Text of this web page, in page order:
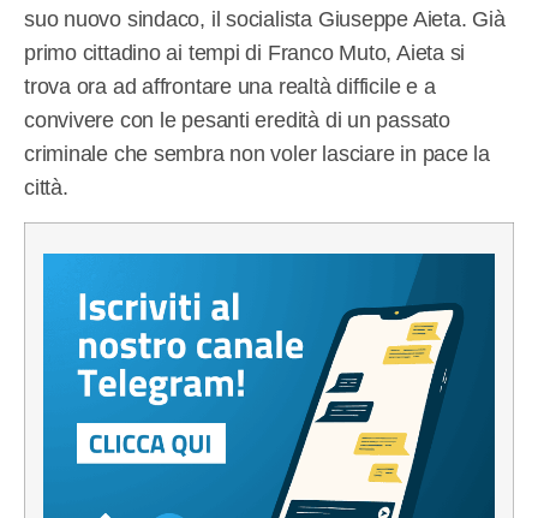
suo nuovo sindaco, il socialista Giuseppe Aieta. Già
primo cittadino ai tempi di Franco Muto, Aieta si
trova ora ad affrontare una realtà difficile e a
convivere con le pesanti eredità di un passato
criminale che sembra non voler lasciare in pace la
città.